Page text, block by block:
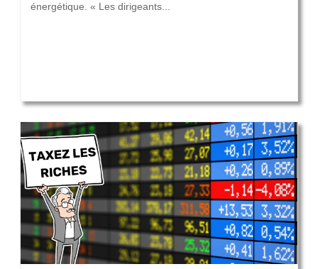
énergétique. « Les dirigeants...